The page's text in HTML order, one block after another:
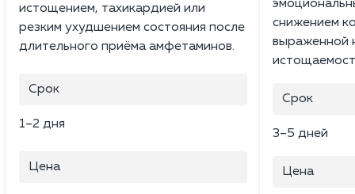
истощением, тахикардией или
резким ухудшением состояния после
длительного приёма амфетаминов.
Срок
1–2 дня
Цена
снижением
выраженной
Срок
3–5 дней
Цена